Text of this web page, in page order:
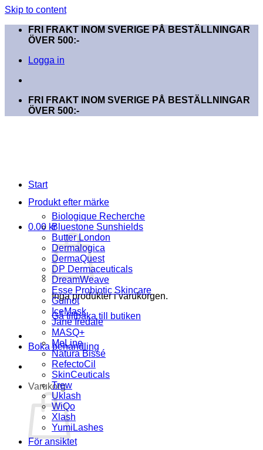
Skip to content
FRI FRAKT INOM SVERIGE PÅ BESTÄLLNINGAR
ÖVER 500:-
Logga in
FRI FRAKT INOM SVERIGE PÅ BESTÄLLNINGAR
ÖVER 500:-
0.00 kr
Inga produkter i varukorgen.
Gå tillbaka till butiken
Boka behandling
Varukorg
Start
Produkt efter märke
Biologique Recherche
Bluestone Sunshields
Butter London
Dermalogica
DermaQuest
DP Dermaceuticals
DreamWeave
Esse Probiotic Skincare
Guinot
IceMask
Jane Iredale
MASQ+
MeLine
Natura Bissé
RefectoCil
SkinCeuticals
Trew
Uklash
WiQo
Xlash
YumiLashes
För ansiktet